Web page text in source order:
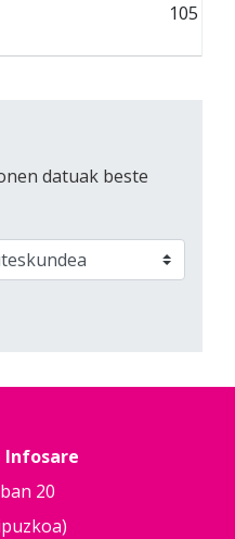
105
datuak beste
Infosare
20